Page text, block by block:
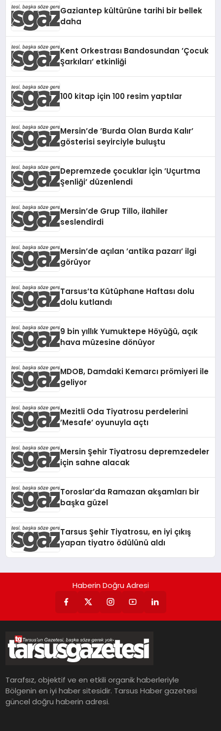
Gaziantep kültürüne tarihi bir bellek
daha
Kent Orkestrası Bandosundan ’Çocuk
Şarkıları’ etkinliği
100 kitap için 100 resim yaptılar
Mersin’de ’Burda Olan Burda Kalır’
gösterisi seyirciyle buluştu
Depremzede çocuklar için ’Uçurtma
Şenliği’ düzenlendi
Mersin’de Grup Tillo, ilahiler
seslendirdi
Mersin’de açılan ’antika pazarı’ ilgi
görüyor
Tarsus’ta Kütüphane Haftası dolu
dolu kutlandı
9 bin yıllık Yumuktepe Höyüğü, açık
hava müzesine dönüyor
MDOB, Damdaki Kemarcı prömiyeri ile
geliyor
Mezitli Oda Tiyatrosu perdelerini
’Mesafe’ oyunuyla açtı
Mersin Şehir Tiyatrosu depremzedeler
için sahne alacak
Toroslar’da Ramazan akşamları bir
başka güzel
Tarsus Şehir Tiyatrosu, en iyi çıkış
yapan tiyatro ödülünü aldı
Haberin Doğru Adresi
Tarafsız, objektif ve en etkili organik haberleriyle
Bölgenin en iyi haber sitesidir. Tarsus Haber gazetesi
güncel doğru haberin adresi.